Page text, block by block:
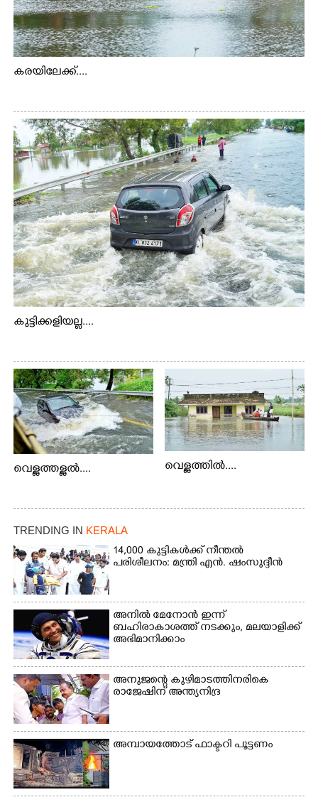
കരയിലേക്ക്....
കുട്ടിക്കളിയല്ല....
വെള്ളത്തള്ളൽ.... വെള്ളത്തിൽ....
TRENDING IN KERALA
14,000 കുട്ടികൾക്ക് നീന്തൽ
പരിശീലനം: മന്ത്രി എൻ. ഷംസുദ്ദീൻ
അനിൽ മേനോൻ ഇന്ന്
ബഹിരാകാശത്ത് നടക്കും, മലയാളിക്ക്
അഭിമാനിക്കാം
അനുജന്റെ കുഴിമാടത്തിനരികെ
രാജേഷിന് അന്ത്യനിദ്ര
അമ്പായത്തോട് ഫാക്ടറി പൂട്ടണം